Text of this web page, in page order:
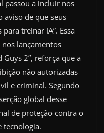
passou a incluir nos
aviso de que seus
treinar IA”. Essa
lançamentos
Guys 2”, reforça que a
não autorizadas
e criminal. Segundo
global desse
de proteção contra o
tecnologia.